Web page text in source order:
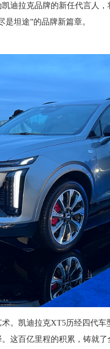
迪拉克品牌的新任代言人
坦途”的品牌新篇章。
。凯迪拉克XT5历经四代
这百亿里程的积累，铸就